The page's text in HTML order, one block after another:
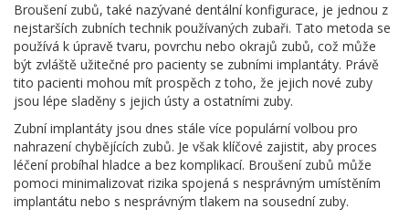
Broušení zubů, také nazývané dentální konfigurace, je jednou z
nejstarších zubních technik používaných zubaři. Tato metoda se
používá k úpravě tvaru, povrchu nebo okrajů zubů, což může
být zvláště užitečné pro pacienty se zubními implantáty. Právě
tito pacienti mohou mít prospěch z toho, že jejich nové zuby
jsou lépe sladěny s jejich ústy a ostatními zuby.
Zubní implantáty jsou dnes stále více populární volbou pro
nahrazení chybějících zubů. Je však klíčové zajistit, aby proces
léčení probíhal hladce a bez komplikací. Broušení zubů může
pomoci minimalizovat rizika spojená s nesprávným umístěním
implantátu nebo s nesprávným tlakem na sousední zuby.